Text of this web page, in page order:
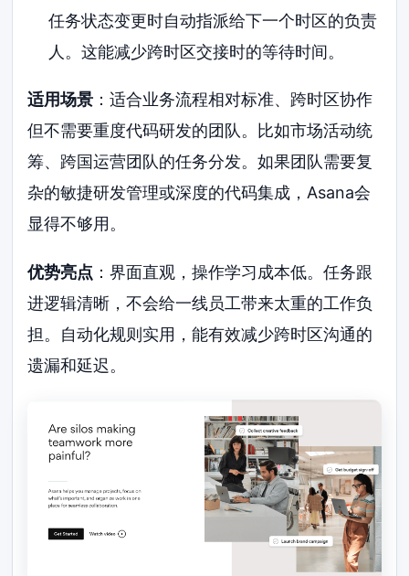
任务状态变更时自动指派给下一个时区的负责
人。这能减少跨时区交接时的等待时间。
适用场景 ：适合业务流程相对标准、跨时区协作
但不需要重度代码研发的团队。比如市场活动统
筹、跨国运营团队的任务分发。如果团队需要复
杂的敏捷研发管理或深度的代码集成，Asana会
显得不够用。
优势亮点 ：界面直观，操作学习成本低。任务跟
进逻辑清晰，不会给一线员工带来太重的工作负
担。自动化规则实用，能有效减少跨时区沟通的
遗漏和延迟。